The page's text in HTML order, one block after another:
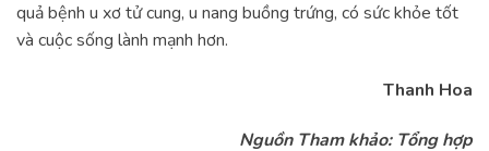
quả bệnh u xơ tử cung, u nang buồng trứng, có sức khỏe tốt
và cuộc sống lành mạnh hơn.
Thanh Hoa
Nguồn Tham khảo: Tổng hợp